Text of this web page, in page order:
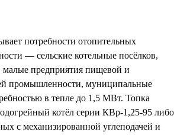
потребности отопительных
— сельские котельные посёлков,
малые предприятия пищевой и
промышленности, муниципальные
в тепле до 1,5 МВт. Топка
котёл серии КВр-1,25-95 либо
с механизированной углеподачей и